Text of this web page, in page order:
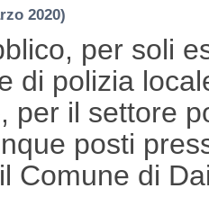
2020)
per soli
di polizia
per il settore
posti
Comune di